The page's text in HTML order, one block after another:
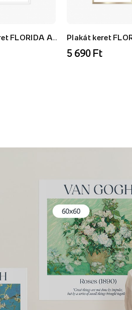
Plakát keret FLORIDA AF, fehér, 21x30 cm
5 690 Ft